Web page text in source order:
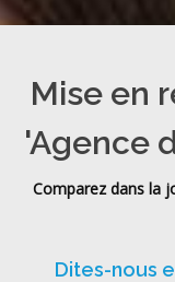
Mise en
'Agence
Comparez dans la
Dites-nous